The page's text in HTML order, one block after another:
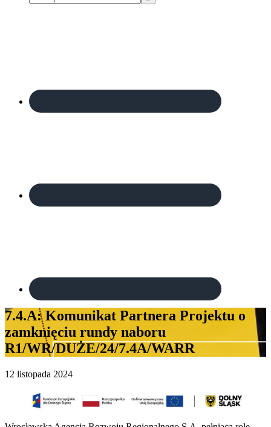
7.4.A: Komunikat Partnera Projektu o
zamknięciu rundy naboru
R1/WR/DUŻE/24/7.4A/WARR
12 listopada 2024